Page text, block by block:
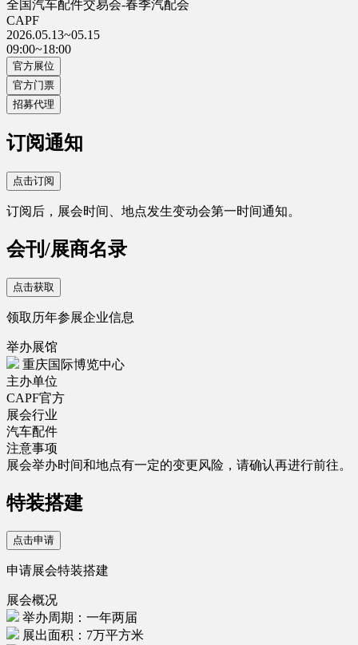
全国汽车配件交易会-春季汽配会
CAPF
2026.05.13~05.15
09:00~18:00
官方展位
官方门票
招募代理
订阅通知
点击订阅
订阅后，展会时间、地点发生变动会第一时间通知。
会刊/展商名录
点击获取
领取历年参展企业信息
举办展馆
重庆国际博览中心
主办单位
CAPF官方
展会行业
汽车配件
注意事项
展会举办时间和地点有一定的变更风险，请确认再进行前往。
特装搭建
点击申请
申请展会特装搭建
展会概况
举办周期：一年两届
展出面积：7万平方米